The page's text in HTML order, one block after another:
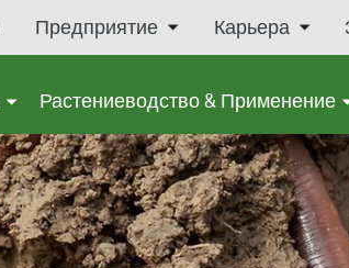
Предприятие Карьера
Растениеводство & Применение